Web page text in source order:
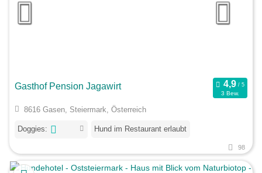
Gasthof Pension Jagawirt
3 Bew.
8616 Gasen, Steiermark, Österreich
Doggies: Hund im Restaurant erlaubt
98